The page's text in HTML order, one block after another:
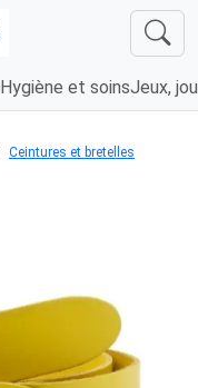
Hygiène et soinsJeux,
Ceintures et bretelles